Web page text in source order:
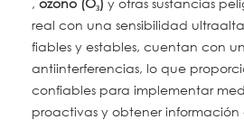
real con una sensibilidad ultraalta.
fiables y estables, cuentan con
antiinterferencias, lo que
confiables para implementar
proactivas y obtener